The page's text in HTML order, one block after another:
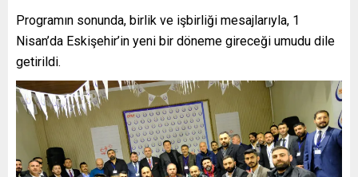
Programın sonunda, birlik ve işbirliği mesajlarıyla, 1
Nisan’da Eskişehir’in yeni bir döneme gireceği umudu dile
getirildi.